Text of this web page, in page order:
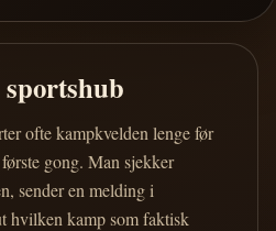
ofte kampkvelden lenge før
gong. Man sjekker
sender en melding i
hvilken kamp som faktisk